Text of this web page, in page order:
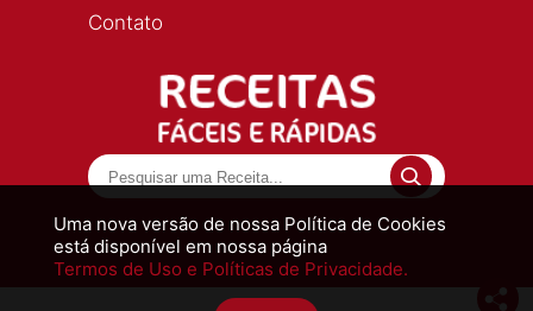
Uma nova versão de nossa Política de Cookies
está disponível em nossa página
Termos de Uso e Políticas de Privacidade.
Contato